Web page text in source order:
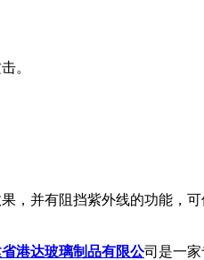
。
，并有阻挡紫外线的功能，
港达玻璃制品有限公司是一